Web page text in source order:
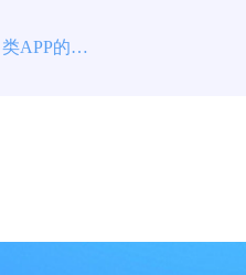
零售店的数字化转型：线下零售类APP的创新